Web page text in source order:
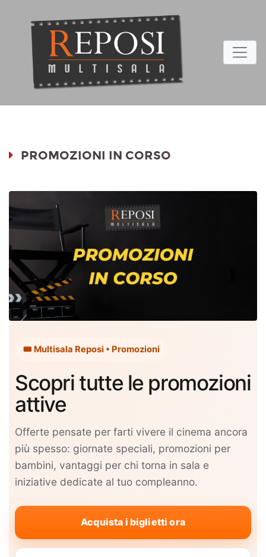
PROMOZIONI IN CORSO
🎟️ Multisala Reposi • Promozioni
Scopri tutte le promozioni
attive
Offerte pensate per farti vivere il cinema ancora
più spesso: giornate speciali, promozioni per
bambini, vantaggi per chi torna in sala e
iniziative dedicate al tuo compleanno.
Acquista i biglietti ora